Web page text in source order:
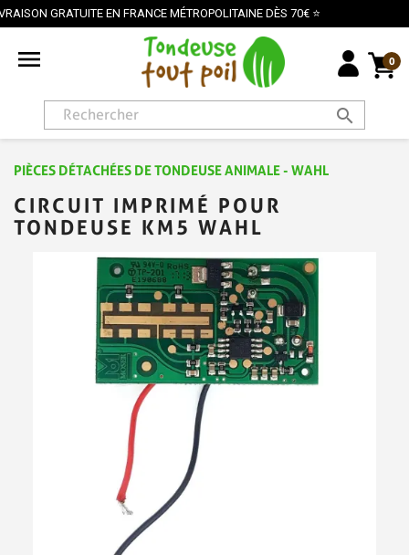
EN FRANCE MÉTROPOLITAINE DÈS 70€ ⭐
 0
search
PIÈCES DÉTACHÉES DE TONDEUSE ANIMALE - WAHL
CIRCUIT IMPRIMÉ POUR
TONDEUSE KM5 WAHL